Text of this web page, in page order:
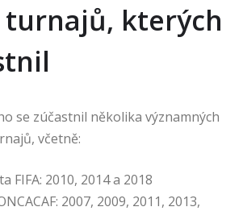
turnajů, kterých
se zúčastnil několika významných
včetně:
FIFA: 2010, 2014 a 2018
2007, 2009, 2011, 2013,